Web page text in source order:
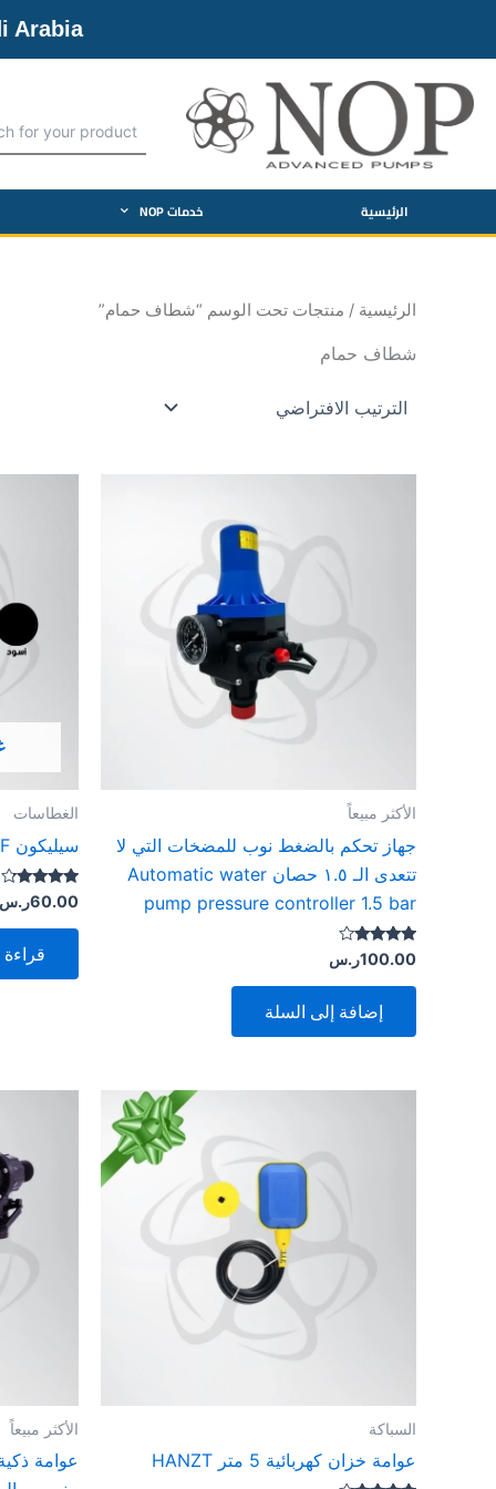
Arabia
الرئيسية خدمات NOP
الرئيسية / منتجات تحت الوسم “شطاف حمام”
شطاف حمام
الأكثر مبيعاً
جهاز تحكم بالضغط نوب للمضخات التي لا
تتعدى الـ ١.٥ حصان Automatic water
pump pressure controller 1.5 bar
تم التقييم
3.75
من 5
100.00ر.س
إضافة إلى السلة
الغطاسات
سيليكون IBF كوري ممتاز لون اسود
تم التقييم
4.00
من 5
60.00ر.س
قراءة
السباكة
عوامة خزان كهربائية 5 متر HANZT
الأكثر مبيعاً
عوامة